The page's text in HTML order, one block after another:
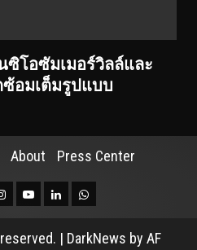
ซิโอซัมเมอร์วิลล์และ
ซ้อมเต็มรูปแบบ
About Press Center
YoutubeLinkedinWhatsapp
| DarkNews by AF